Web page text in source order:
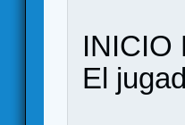
INICIO
El